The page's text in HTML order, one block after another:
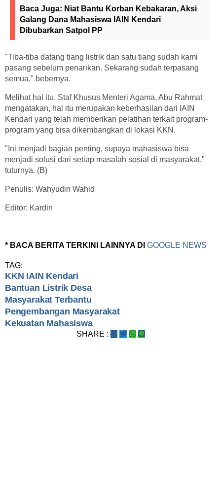
Baca Juga: Niat Bantu Korban Kebakaran, Aksi
Galang Dana Mahasiswa IAIN Kendari
Dibubarkan Satpol PP
"Tiba-tiba datang tiang listrik dan satu tiang sudah kami
pasang sebelum penarikan. Sekarang sudah terpasang
semua," bebernya.
Melihat hal itu, Staf Khusus Menteri Agama, Abu Rahmat
mengatakan, hal itu merupakan keberhasilan dari IAIN
Kendari yang telah memberikan pelatihan terkait program-
program yang bisa dikembangkan di lokasi KKN.
"Ini menjadi bagian penting, supaya mahasiswa bisa
menjadi solusi dari setiap masalah sosial di masyarakat,"
tuturnya. (B)
Penulis: Wahyudin Wahid
Editor: Kardin
* BACA BERITA TERKINI LAINNYA DI GOOGLE NEWS
TAG:
KKN IAIN Kendari
Bantuan Listrik Desa
Masyarakat Terbantu
Pengembangan Masyarakat
Kekuatan Mahasiswa
SHARE :